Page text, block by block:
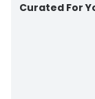
Curated For